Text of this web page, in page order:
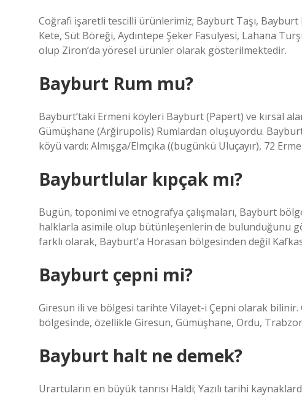
Coğrafi işaretli tescilli ürünlerimiz; Bayburt Taşı, Bayburt
Kete, Süt Böreği, Aydıntepe Şeker Fasulyesi, Lahana
olup Ziron’da yöresel ürünler olarak gösterilmektedir.
Bayburt Rum mu?
Bayburt’taki Ermeni köyleri Bayburt (Papert) ve kırsal
Gümüşhane (Arğirupolis) Rumlardan oluşuyordu. Bayburt
köyü vardı: Almışga/Elmçıka ((bugünkü Uluçayır), 72
Bayburtlular kıpçak mı?
Bugün, toponimi ve etnografya çalışmaları, Bayburt
halklarla asimile olup bütünleşenlerin de bulunduğunu
farklı olarak, Bayburt’a Horasan bölgesinden değil
Bayburt çepni mi?
Giresun ili ve bölgesi tarihte Vilayet-i Çepni olarak
bölgesinde, özellikle Giresun, Gümüşhane, Ordu,
Bayburt halt ne demek?
Urartuların en büyük tanrısı Haldi; Yazılı tarihi